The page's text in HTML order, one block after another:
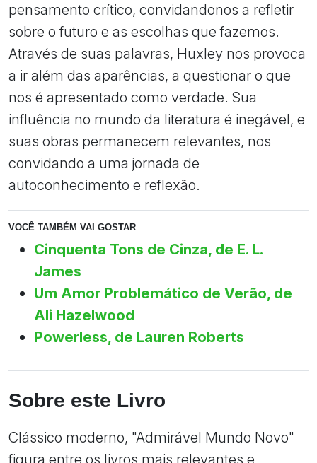
pensamento crítico, convidandonos a refletir
sobre o futuro e as escolhas que fazemos.
Através de suas palavras, Huxley nos provoca
a ir além das aparências, a questionar o que
nos é apresentado como verdade. Sua
influência no mundo da literatura é inegável, e
suas obras permanecem relevantes, nos
convidando a uma jornada de
autoconhecimento e reflexão.
VOCÊ TAMBÉM VAI GOSTAR
Cinquenta Tons de Cinza, de E. L.
James
Um Amor Problemático de Verão, de
Ali Hazelwood
Powerless, de Lauren Roberts
Sobre este Livro
Clássico moderno, "Admirável Mundo Novo"
figura entre os livros mais relevantes e